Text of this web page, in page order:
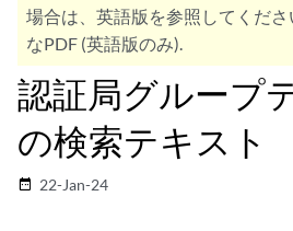
場合は、英語版を参照してくだ
なPDF (英語版のみ).
認証局グループ
の検索テキスト
date_range 22-Jan-24